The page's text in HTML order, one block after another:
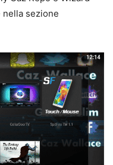
nella sezione